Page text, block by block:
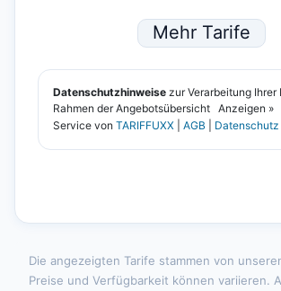
Die angezeigten Tarife stammen von
Preise und Verfügbarkeit können variieren.